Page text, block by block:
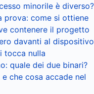
minorile è diverso?
prova: come si ottiene
contenere il progetto
davanti al
tocca nulla
quale dei due binari?
e che cosa accade nel